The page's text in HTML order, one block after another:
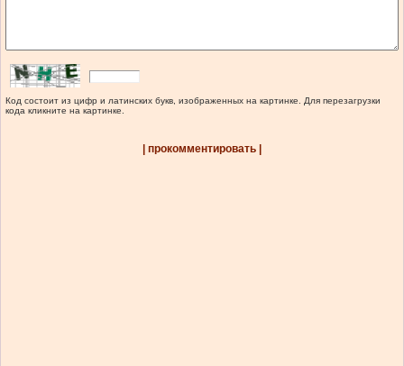
Код состоит из цифр и латинских букв, изображенных на картинке. Для перезагрузки
кода кликните на картинке.
| прокомментировать |